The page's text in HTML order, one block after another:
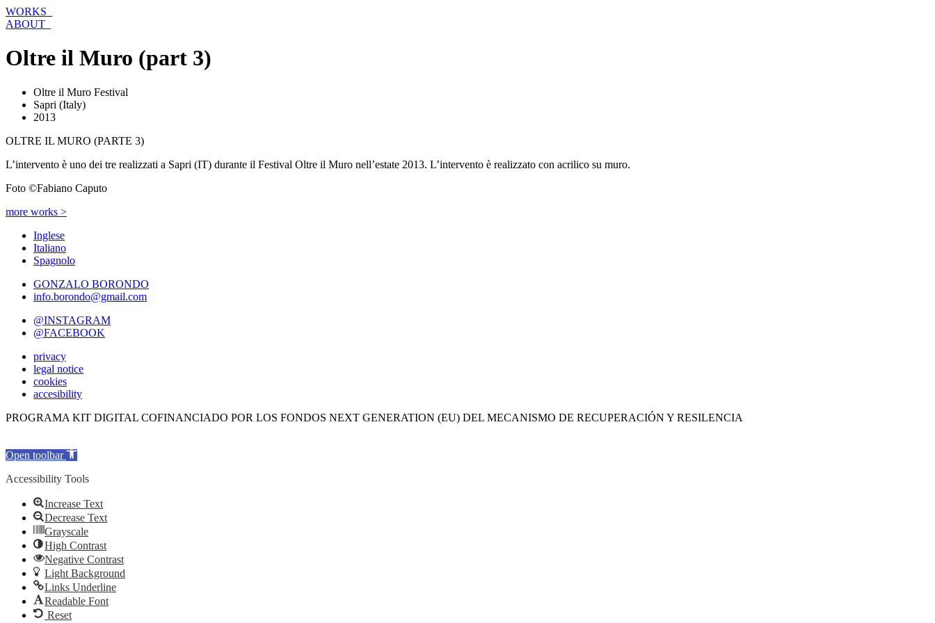
Vai
al
WORKS_
ABOUT_
Oltre il Muro (part 3)
Oltre il Muro Festival
Sapri (Italy)
2013
OLTRE IL MURO (PARTE 3)
L’intervento è uno dei tre realizzati a Sapri (IT) durante il Festival Oltre il Muro nell’estate 2013. L’intervento è realizzato con acrilico su muro.
Foto ©Fabiano Caputo
more works >
Inglese
Italiano
Spagnolo
GONZALO BORONDO
info.borondo@gmail.com
@INSTAGRAM
@FACEBOOK
privacy
legal notice
cookies
accesibility
PROGRAMA KIT DIGITAL COFINANCIADO POR LOS FONDOS NEXT GENERATION (EU) DEL MECANISMO DE RECUPERACIÓN Y RESILENCIA
Open toolbar
Accessibility Tools
Increase Text
Decrease Text
Grayscale
High Contrast
Negative Contrast
Light Background
Links Underline
Readable Font
Reset